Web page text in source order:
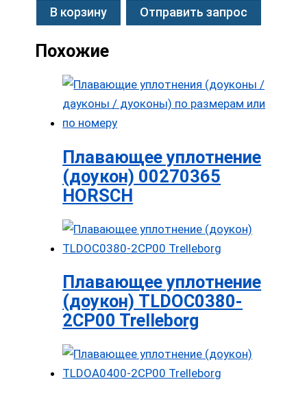
В корзину Отправить запрос
Похожие
Плавающее уплотнение
(доукон) 00270365
HORSCH
Плавающее уплотнение
(доукон) TLDOC0380-
2CP00 Trelleborg